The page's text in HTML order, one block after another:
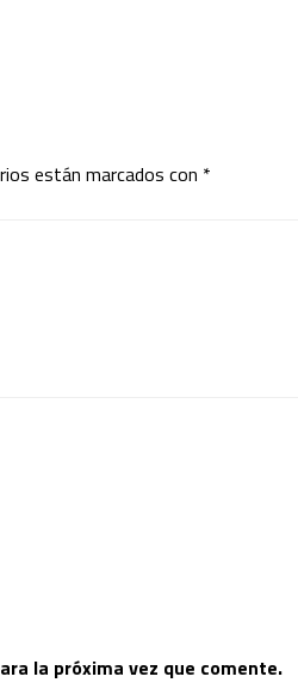
están marcados con *
la próxima vez que comente.